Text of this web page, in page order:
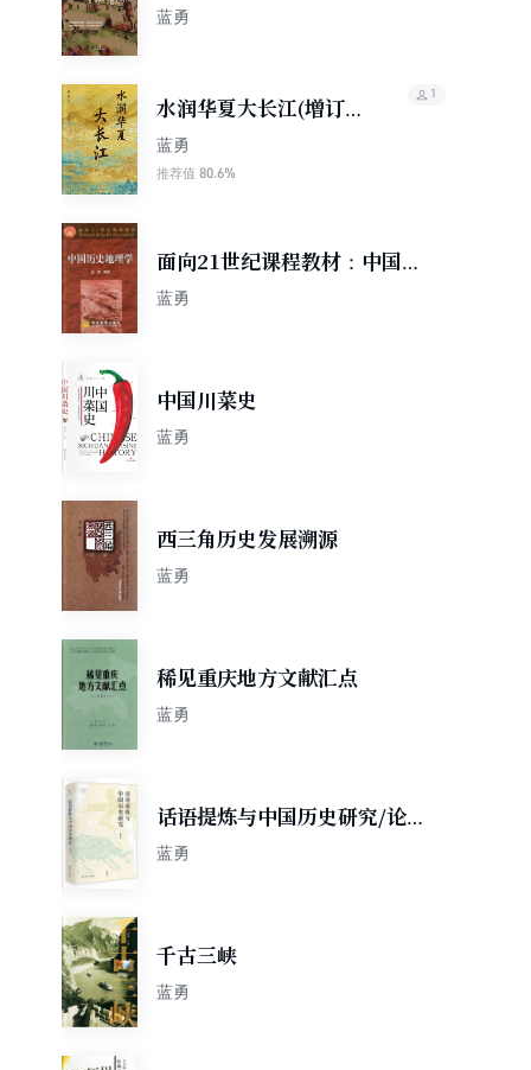
蓝勇
水润华夏大长江(增订
版)
蓝勇
推荐值 80.6%
1
面向21世纪课程教材：中国历
史地理学
蓝勇
中国川菜史
蓝勇
西三角历史发展溯源
蓝勇
稀见重庆地方文献汇点
蓝勇
话语提炼与中国历史研究/论世
衡史
蓝勇
千古三峡
蓝勇